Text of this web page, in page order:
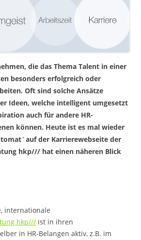
die das Thema Talent in einer
besonders erfolgreich oder
Oft sind solche Ansätze
Ideen, welche intelligent umgesetzt
auch für andere HR-
können. Heute ist es mal wieder
der Karrierewebseite der
hkp/// hat einen näheren Blick
internationale
hkp/// ist in ihren
in HR-Belangen aktiv, z.B. im